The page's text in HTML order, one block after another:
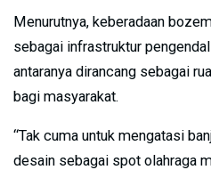
Menurutnya, keberadaan
sebagai infrastruktur
antaranya dirancang sebagai
bagi masyarakat.
“Tak cuma untuk mengatasi
desain sebagai spot olahraga